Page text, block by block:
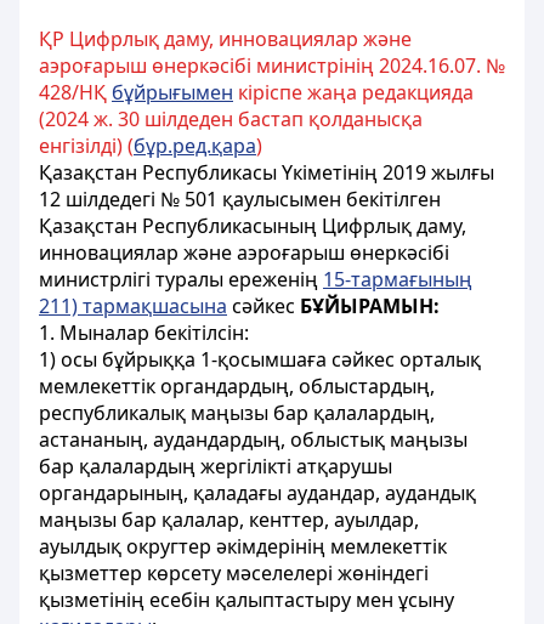
ҚР Цифрлық даму, инновациялар және
аэроғарыш өнеркәсібі министрінің 2024.16.07. №
428/НҚ бұйрығымен кіріспе жаңа редакцияда
(2024 ж. 30 шілдеден бастап қолданысқа
енгізілді) (бұр.ред.қара)
Қазақстан Республикасы Үкіметінің 2019 жылғы
12 шілдедегі № 501 қаулысымен бекітілген
Қазақстан Республикасының Цифрлық даму,
инновациялар және аэроғарыш өнеркәсібі
министрлігі туралы ереженің 15-тармағының
211) тармақшасына сәйкес БҰЙЫРАМЫН:
1. Мыналар бекітілсін:
1) осы бұйрыққа 1-қосымшаға сәйкес орталық
мемлекеттік органдардың, облыстардың,
республикалық маңызы бар қалалардың,
астананың, аудандардың, облыстық маңызы
бар қалалардың жергілікті атқарушы
органдарының, қаладағы аудандар, аудандық
маңызы бар қалалар, кенттер, ауылдар,
ауылдық округтер әкімдерінің мемлекеттік
қызметтер көрсету мәселелері жөніндегі
қызметінің есебін қалыптастыру мен ұсыну